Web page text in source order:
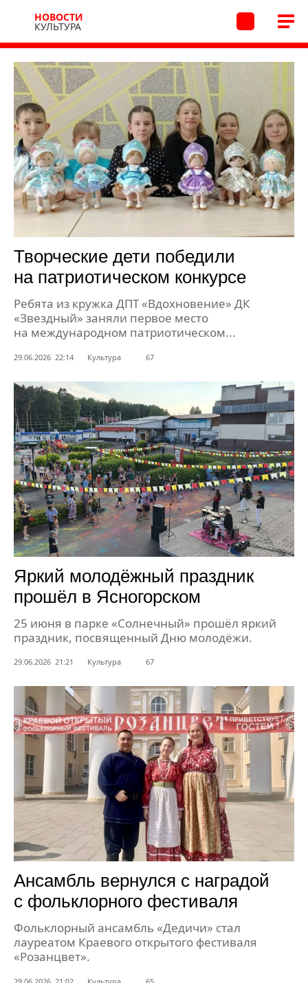
НОВОСТИ
КУЛЬТУРА
Творческие дети победили
на патриотическом конкурсе
Ребята из кружка ДПТ «Вдохновение» ДК
«Звездный» заняли первое место
на международном патриотическом...
29.06.2026 22:14 Культура 67
Яркий молодёжный праздник
прошёл в Ясногорском
25 июня в парке «Солнечный» прошёл яркий
праздник, посвященный Дню молодёжи.
29.06.2026 21:21 Культура 67
Ансамбль вернулся с наградой
с фольклорного фестиваля
Фольклорный ансамбль «Дедичи» стал
лауреатом Краевого открытого фестиваля
«Розанцвет».